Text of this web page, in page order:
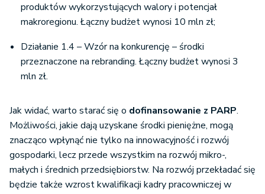
produktów wykorzystujących walory i potencjał
makroregionu. Łączny budżet wynosi 10 mln zł;
Działanie 1.4 – Wzór na konkurencję – środki
przeznaczone na rebranding. Łączny budżet wynosi 3
mln zł.
Jak widać, warto starać się o dofinansowanie z PARP.
Możliwości, jakie dają uzyskane środki pieniężne, mogą
znacząco wpłynąć nie tylko na innowacyjność i rozwój
gospodarki, lecz przede wszystkim na rozwój mikro-,
małych i średnich przedsiębiorstw. Na rozwój przekładać się
będzie także wzrost kwalifikacji kadry pracowniczej w